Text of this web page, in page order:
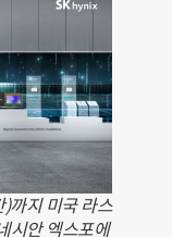
까지 미국 라스
시안 엑스포에